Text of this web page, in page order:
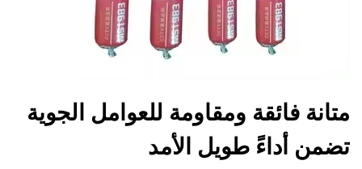
متانة فائقة ومقاومة للعوامل الجوية
تضمن أداءً طويل الأمد